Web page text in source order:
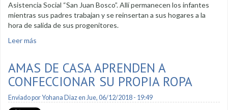
Asistencia Social “San Juan Bosco”. Allí permanecen los infantes
mientras sus padres trabajan y se reinsertan a sus hogares a la
hora de salida de sus progenitores.
Leer más
AMAS DE CASA APRENDEN A
CONFECCIONAR SU PROPIA ROPA
Enviado porYohana Diazen Jue, 06/12/2018 - 19:49